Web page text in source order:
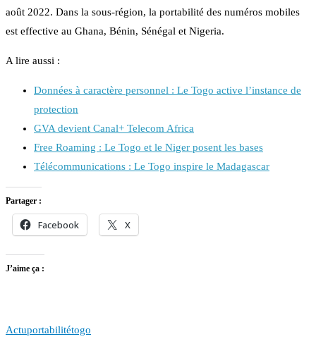
août 2022. Dans la sous-région, la portabilité des numéros mobiles
est effective au Ghana, Bénin, Sénégal et Nigeria.
A lire aussi :
Données à caractère personnel : Le Togo active l’instance de
protection
GVA devient Canal+ Telecom Africa
Free Roaming : Le Togo et le Niger posent les bases
Télécommunications : Le Togo inspire le Madagascar
Partager :
Facebook X
J’aime ça :
Actuportabilitétogo